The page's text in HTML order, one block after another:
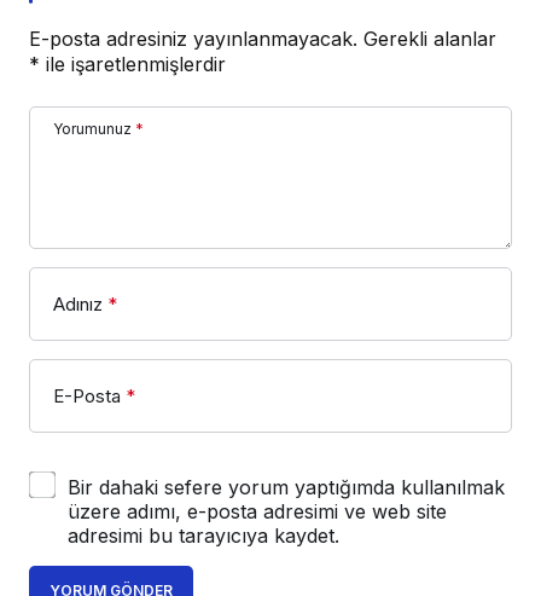
E-posta adresiniz yayınlanmayacak. Gerekli alanlar
* ile işaretlenmişlerdir
Yorumunuz *
Adınız *
E-Posta *
Bir dahaki sefere yorum yaptığımda kullanılmak
üzere adımı, e-posta adresimi ve web site
adresimi bu tarayıcıya kaydet.
YORUM GÖNDER